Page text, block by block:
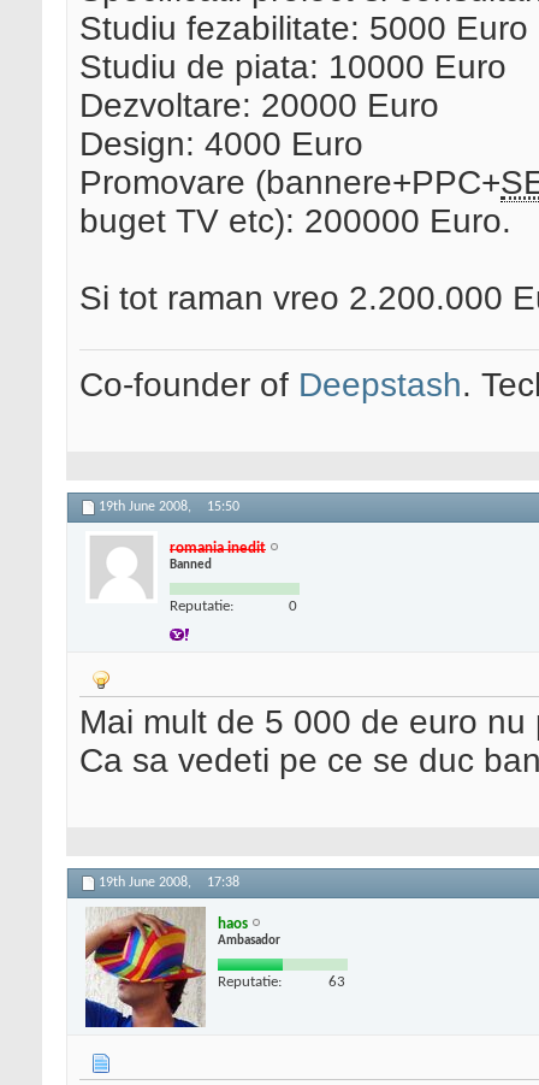
Studiu fezabilitate: 5000 Euro
Studiu de piata: 10000 Euro
Dezvoltare: 20000 Euro
Design: 4000 Euro
Promovare (bannere+PPC+
buget TV etc): 200000 Euro.
Si tot raman vreo 2.200.000
Co-founder of Deepstash.
19th June 2008, 15:50
romania inedit
Banned
Reputatie: 0
Mai mult de 5 000 de euro
Ca sa vedeti pe ce se duc
19th June 2008, 17:38
haos
Ambasador
Reputatie: 63